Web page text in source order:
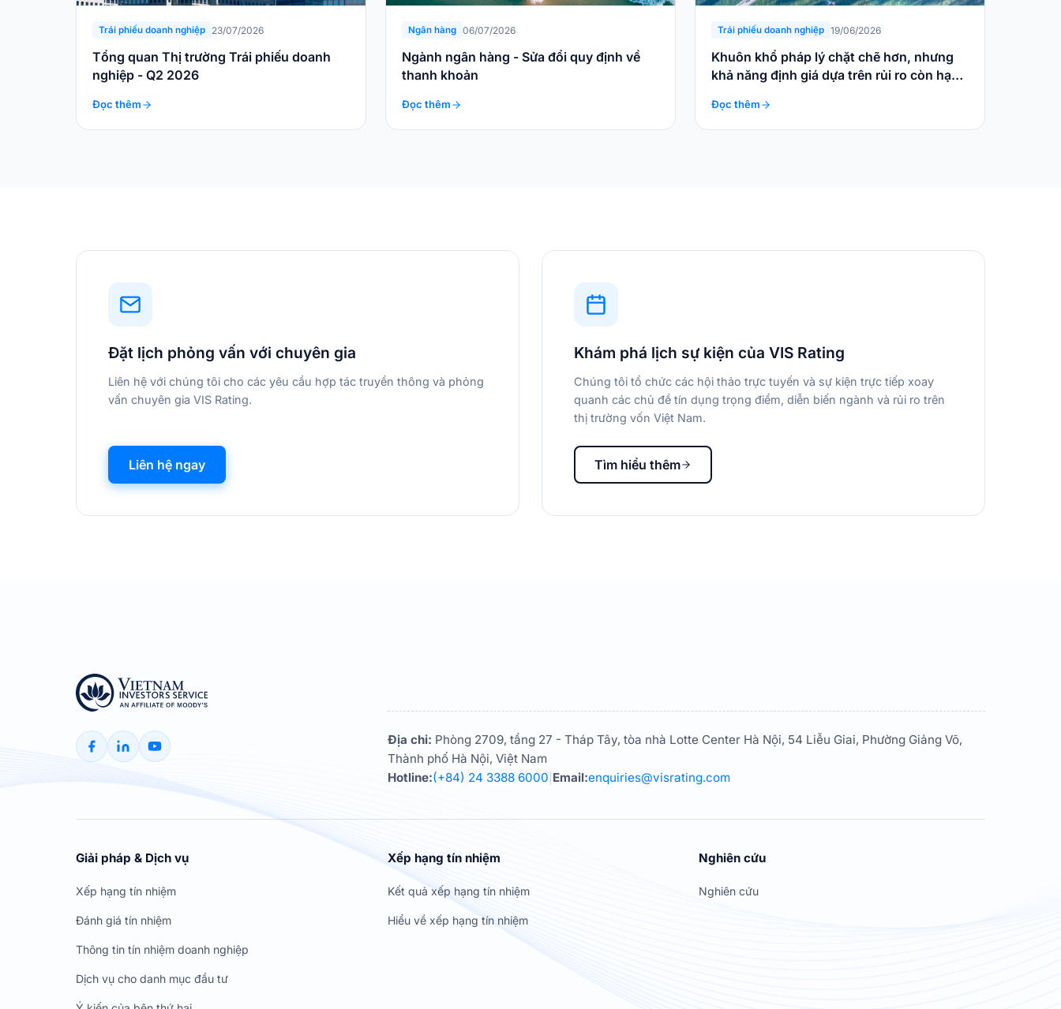
Trái phiếu doanh nghiệp 23/07/2026
Tổng quan Thị trường Trái phiếu doanh
nghiệp - Q2 2026
Đọc thêm
Ngân hàng 06/07/2026
Ngành ngân hàng - Sửa đổi quy định về
thanh khoản
Đọc thêm
Trái phiếu doanh nghiệp 19/06/2026
Khuôn khổ pháp lý chặt chẽ hơn, nhưng
khả năng định giá dựa trên rủi ro còn hạn
Đọc thêm
Đặt lịch phỏng vấn với chuyên gia
Liên hệ với chúng tôi cho các yêu cầu hợp tác truyền thông và phỏng
vấn chuyên gia VIS Rating.
Liên hệ ngay
Khám phá lịch sự kiện của VIS Rating
Chúng tôi tổ chức các hội thảo trực tuyến và sự kiện trực tiếp xoay
quanh các chủ đề tín dụng trọng điểm, diễn biến ngành và rủi ro trên
thị trường vốn Việt Nam.
Tìm hiểu thêm
Địa chỉ: Phòng 2709, tầng 27 - Tháp Tây, tòa nhà Lotte Center Hà Nội, 54 Liễu Giai, Phường Giảng Võ,
Thành phố Hà Nội, Việt Nam
Hotline:(+84) 24 3388 6000 Email:enquiries@visrating.com
Giải pháp & Dịch vụ
Xếp hạng tín nhiệm
Đánh giá tín nhiệm
Thông tin tín nhiệm doanh nghiệp
Dịch vụ cho danh mục đầu tư
Xếp hạng tín nhiệm
Kết quả xếp hạng tín nhiệm
Hiểu về xếp hạng tín nhiệm
Nghiên cứu
Nghiên cứu